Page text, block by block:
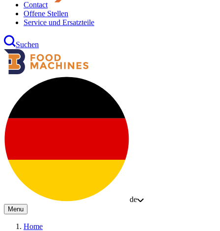
Contact
Offene Stellen
Service und Ersatzteile
Suchen
de
Menu
Home